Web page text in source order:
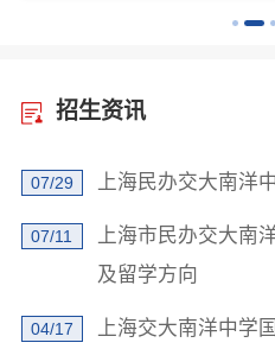
阅读和写
招生资讯
07/29 上海民办交大南洋
07/11
上海市民办交大南
及留学方向
04/17
上海交大南洋中学
学校地址